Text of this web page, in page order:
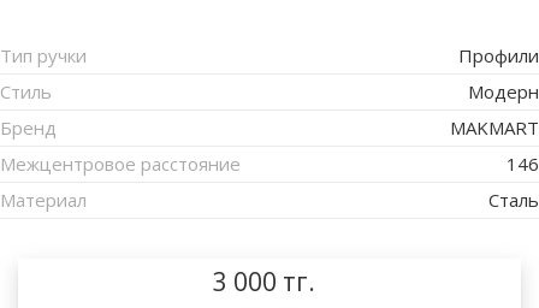
Тип ручки
Профили
Стиль
Модерн
Бренд
MAKMART
Межцентровое расстояние
146
Материал
Сталь
3 000 тг.